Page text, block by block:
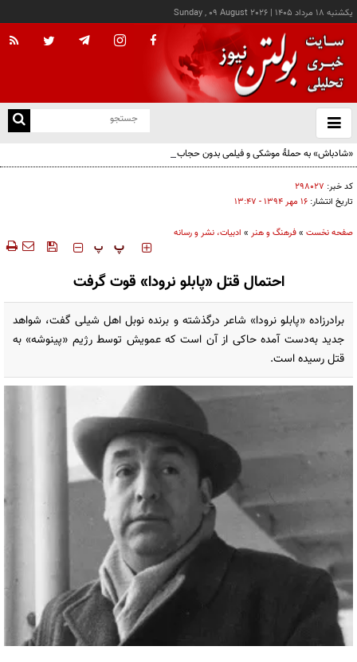
يکشنبه ۱۸ مرداد ۱۴۰۵ |
Sunday , 09 August 2026
باز
و
«شادباش» به حملۀ موشکی و فیلمی بدون حجاب؛ روایت تناقض‌های محسن قرایی
کد خبر: ۲۹۸۰۲۷
تاریخ انتشار: ۱۶ مهر ۱۳۹۴ - ۱۳:۴۷
صفحه نخست »فرهنگ و هنر » ادبیات، نشر و رسانه
‍‍‍ پ پ
احتمال قتل «پابلو نرودا» قوت گرفت
برادرزاده «پابلو نرودا» شاعر درگذشته و برنده نوبل اهل شیلی گفت، شواهد
جدید به‌دست آمده حاکی از آن است که عمویش توسط رژیم «پینوشه» به
قتل رسیده است.